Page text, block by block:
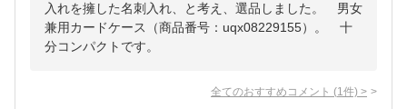
入れを擁した名刺入れ、と考え、選品しました。 男女
兼用カードケース（商品番号：uqx08229155）。 十
分コンパクトです。
全てのおすすめコメント (1 件) >